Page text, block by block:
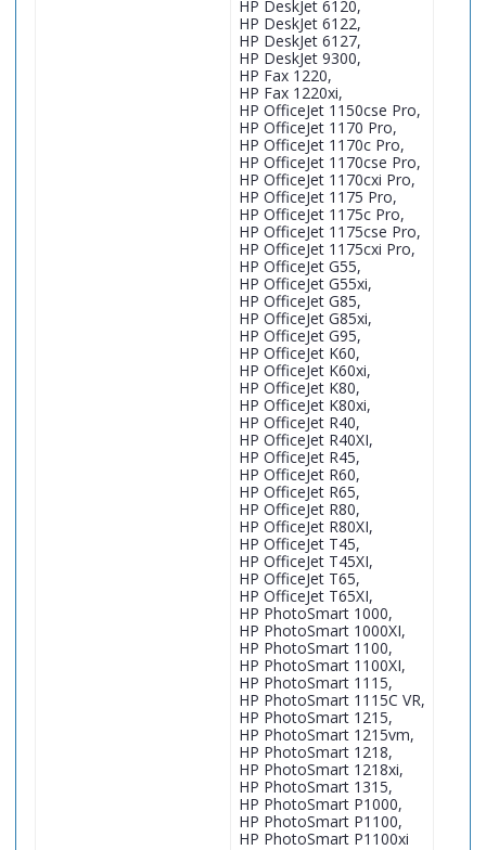
HP DeskJet 6120,
HP DeskJet 6122,
HP DeskJet 6127,
HP DeskJet 9300,
HP Fax 1220,
HP Fax 1220xi,
HP OfficeJet 1150cse Pro,
HP OfficeJet 1170 Pro,
HP OfficeJet 1170c Pro,
HP OfficeJet 1170cse Pro,
HP OfficeJet 1170cxi Pro,
HP OfficeJet 1175 Pro,
HP OfficeJet 1175c Pro,
HP OfficeJet 1175cse Pro,
HP OfficeJet 1175cxi Pro,
HP OfficeJet G55,
HP OfficeJet G55xi,
HP OfficeJet G85,
HP OfficeJet G85xi,
HP OfficeJet G95,
HP OfficeJet K60,
HP OfficeJet K60xi,
HP OfficeJet K80,
HP OfficeJet K80xi,
HP OfficeJet R40,
HP OfficeJet R40XI,
HP OfficeJet R45,
HP OfficeJet R60,
HP OfficeJet R65,
HP OfficeJet R80,
HP OfficeJet R80XI,
HP OfficeJet T45,
HP OfficeJet T45XI,
HP OfficeJet T65,
HP OfficeJet T65XI,
HP PhotoSmart 1000,
HP PhotoSmart 1000XI,
HP PhotoSmart 1100,
HP PhotoSmart 1100XI,
HP PhotoSmart 1115,
HP PhotoSmart 1115C VR,
HP PhotoSmart 1215,
HP PhotoSmart 1215vm,
HP PhotoSmart 1218,
HP PhotoSmart 1218xi,
HP PhotoSmart 1315,
HP PhotoSmart P1000,
HP PhotoSmart P1100,
HP PhotoSmart P1100xi